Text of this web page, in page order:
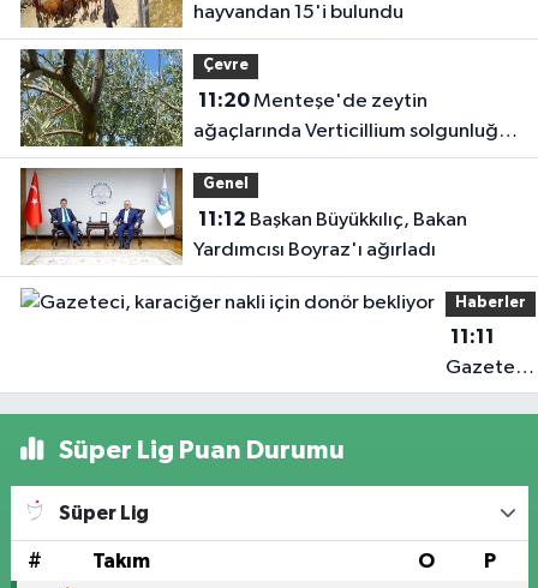
hayvandan 15'i bulundu
Çevre
11:20Menteşe'de zeytin
ağaçlarında Verticillium solgunluğu
kontrolleri yapıldı
Genel
11:12
Yardımcısı Boyraz'ı ağırladı
Haberler
11:11
Gazeteci,
karaciğer
bekliyor
Süper Lig Puan Durumu
Süper Lig
# Takım O P